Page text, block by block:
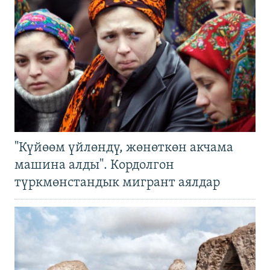
"Күйөөм үйлөндү, жөнөткөн акчама
машина алды". Кордолгон
түркмөнстандык мигрант аялдар